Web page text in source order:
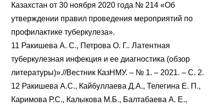
Казахстан от 30 ноября 2020 года № 214 «Об
утверждении правил проведения мероприятий по
профилактике туберкулеза».
11 Ракишева А. С., Петрова О. Г.. Латентная
туберкулезная инфекция и ее диагностика (обзор
литературы)».//Вестник КазНМУ. – № 1. – 2021. – С. 2.
12 Ракишева А.С., Кайбуллаева Д.А., Телегина Е. П.,
Каримова Р.С., Калыкова М.Б., Балтабаева А. Е.,